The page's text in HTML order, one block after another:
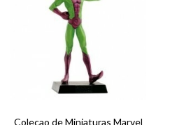
Colecao de Miniaturas Marvel